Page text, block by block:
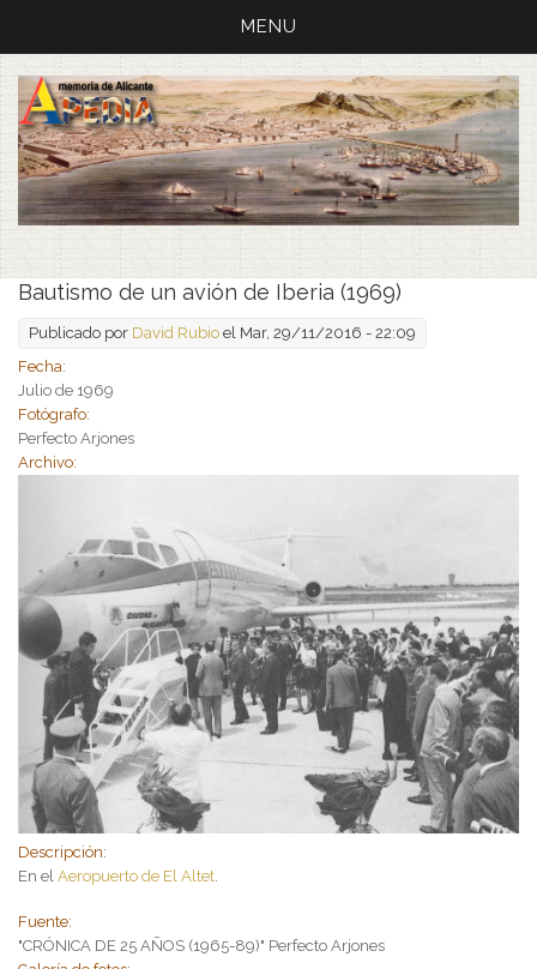
MENU
Bautismo de un avión de Iberia (1969)
Publicado por David Rubio el Mar, 29/11/2016 - 22:09
Fecha:
Julio de 1969
Fotógrafo:
Perfecto Arjones
Archivo:
Descripción:
En el Aeropuerto de El Altet.
Fuente:
"CRÓNICA DE 25 AÑOS (1965-89)" Perfecto Arjones